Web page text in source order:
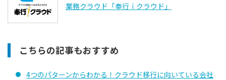
業務クラウド「奉行ｉクラウド」
こちらの記事もおすすめ
4つのパターンからわかる！クラウド移行に向いている会社